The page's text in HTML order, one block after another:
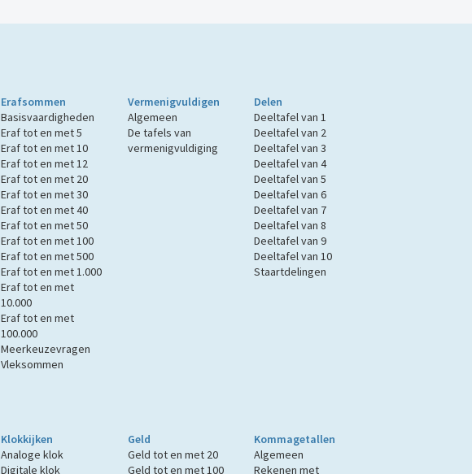
Erafsommen
Basisvaardigheden
Eraf tot en met 5
Eraf tot en met 10
Eraf tot en met 12
Eraf tot en met 20
Eraf tot en met 30
Eraf tot en met 40
Eraf tot en met 50
Eraf tot en met 100
Eraf tot en met 500
Eraf tot en met 1.000
Eraf tot en met
10.000
Eraf tot en met
100.000
Meerkeuzevragen
Vleksommen
Vermenigvuldigen
Algemeen
De tafels van
vermenigvuldiging
Delen
Deeltafel van 1
Deeltafel van 2
Deeltafel van 3
Deeltafel van 4
Deeltafel van 5
Deeltafel van 6
Deeltafel van 7
Deeltafel van 8
Deeltafel van 9
Deeltafel van 10
Staartdelingen
Klokkijken
Analoge klok
Digitale klok
Geld
Geld tot en met 20
Geld tot en met 100
Kommagetallen
Algemeen
Rekenen met